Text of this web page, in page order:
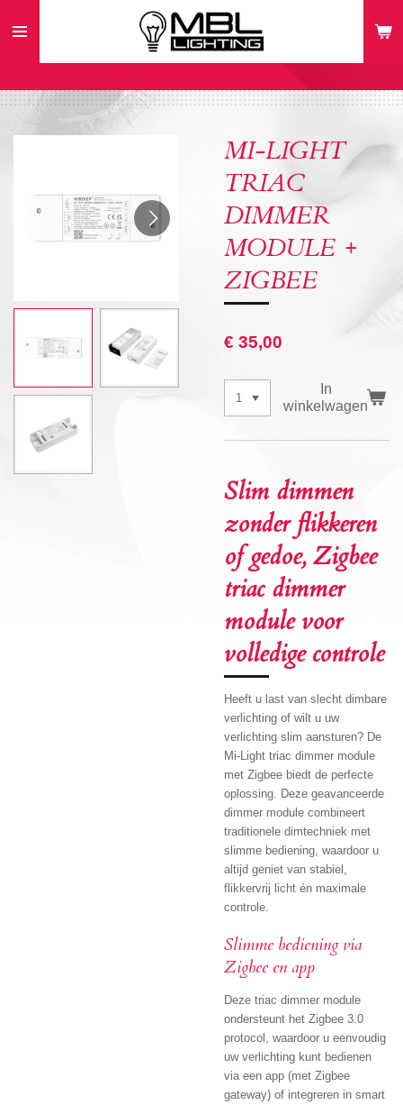
direct
hoofdinhoud
MI-LIGHT
TRIAC
DIMMER
MODULE +
ZIGBEE
€ 35,00
In
winkelwagen
Slim dimmen
zonder flikkeren
of gedoe, Zigbee
triac dimmer
module voor
volledige controle
Heeft u last van slecht dimbare
verlichting of wilt u uw
verlichting slim aansturen? De
Mi-Light triac dimmer module
met Zigbee biedt de perfecte
oplossing. Deze geavanceerde
dimmer module combineert
traditionele dimtechniek met
slimme bediening, waardoor u
altijd geniet van stabiel,
flikkervrij licht én maximale
controle.
Slimme bediening via
Zigbee en app
Deze triac dimmer module
ondersteunt het Zigbee 3.0
protocol, waardoor u eenvoudig
uw verlichting kunt bedienen
via een app (met Zigbee
gateway) of integreren in smart